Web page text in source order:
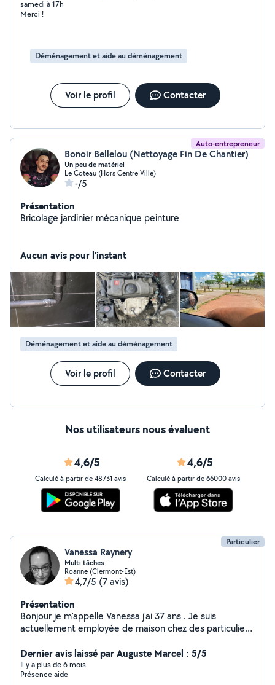
samedi à 17h
Merci !
Déménagement et aide au déménagement
Voir le profil Contacter
Auto-entrepreneur
Bonoir Bellelou (Nettoyage Fin De Chantier)
Un peu de matériel
Le Coteau (Hors Centre Ville)
-/5
Présentation
Bricolage jardinier mécanique peinture
Aucun avis pour l'instant
Déménagement et aide au déménagement
Voir le profil Contacter
Nos utilisateurs nous évaluent
4,6/5
Calculé à partir de 48731 avis
4,6/5
Calculé à partir de 66000 avis
Particulier
Vanessa Raynery
Multi tâches
Roanne (Clermont-Est)
4,7/5 (7 avis)
Présentation
Bonjour je m'appelle Vanessa j'ai 37 ans . Je suis
actuellement employée de maison chez des particuliers.
compléter mon planning Voici ce que je vous propose
comme service : Ménage + rangement Nettoyer les
vitres Repassage sauf chemise à a votre domicile
Dernier avis laissé par Auguste Marcel : 5/5
Il y a plus de 6 mois
Présence aide